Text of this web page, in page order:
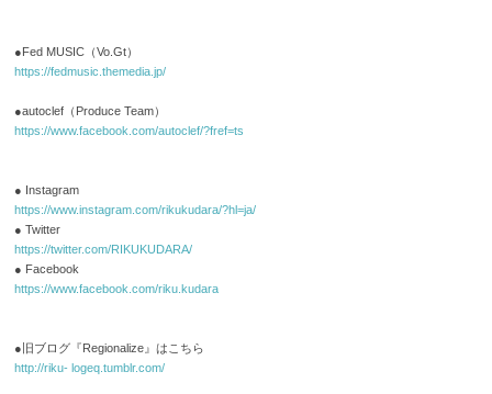
●Fed MUSIC（Vo.Gt）
https://fedmusic.themedia.jp/
●autoclef（Produce Team）
https://www.facebook.com/autoclef/?fref=ts
● Instagram
https://www.instagram.com/rikukudara/?hl=ja/
● Twitter
https://twitter.com/RIKUKUDARA/
● Facebook
https://www.facebook.com/riku.kudara
●旧ブログ『Regionalize』はこちら
http://riku- logeq.tumblr.com/